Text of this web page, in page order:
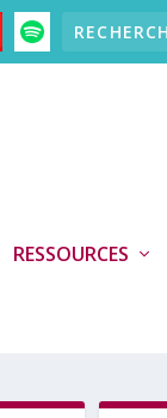
RESSOURCES